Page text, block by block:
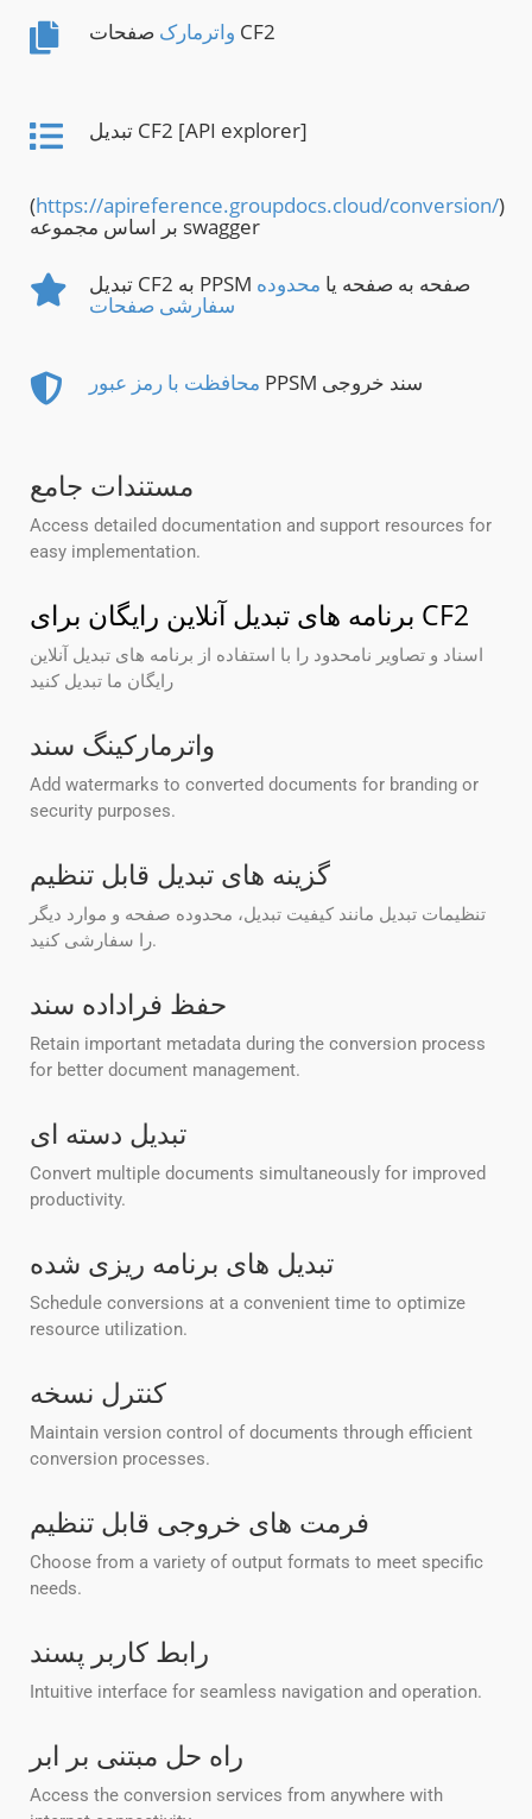
واترمارک صفحات CF2
تبدیل CF2 [API explorer]
(https://apireference.groupdocs.cloud/conversion/)
بر اساس مجموعه swagger
تبدیل CF2 به PPSM صفحه به صفحه یا محدوده
سفارشی صفحات
محافظت با رمز عبور PPSM سند خروجی
مستندات جامع
Access detailed documentation and support resources for
easy implementation.
برنامه های تبدیل آنلاین رایگان برای CF2
اسناد و تصاویر نامحدود را با استفاده از برنامه های تبدیل آنلاین
رایگان ما تبدیل کنید
واترمارکینگ سند
Add watermarks to converted documents for branding or
security purposes.
گزینه های تبدیل قابل تنظیم
تنظیمات تبدیل مانند کیفیت تبدیل، محدوده صفحه و موارد دیگر
را سفارشی کنید.
حفظ فراداده سند
Retain important metadata during the conversion process
for better document management.
تبدیل دسته ای
Convert multiple documents simultaneously for improved
productivity.
تبدیل های برنامه ریزی شده
Schedule conversions at a convenient time to optimize
resource utilization.
کنترل نسخه
Maintain version control of documents through efficient
conversion processes.
فرمت های خروجی قابل تنظیم
Choose from a variety of output formats to meet specific
needs.
رابط کاربر پسند
Intuitive interface for seamless navigation and operation.
راه حل مبتنی بر ابر
Access the conversion services from anywhere with